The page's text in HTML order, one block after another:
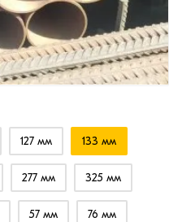
127 мм 133 мм
277 мм 325 мм
57 мм 76 мм